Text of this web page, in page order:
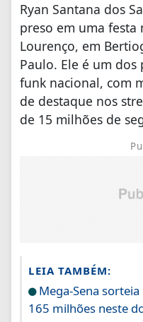
Ryan Santana dos
preso em uma festa
Lourenço, em
Paulo. Ele é um
funk nacional, com
de destaque nos
de 15 milhões de
LEIA TAMBÉM:
Mega-Sena
165 milhões neste